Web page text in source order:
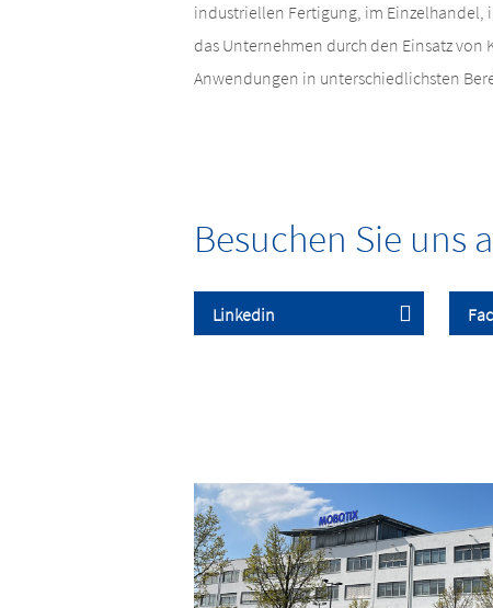
industriellen Fertigung, im Einzelhandel,
das Unternehmen durch den Einsatz
Anwendungen in unterschiedlichsten
Besuchen Sie uns